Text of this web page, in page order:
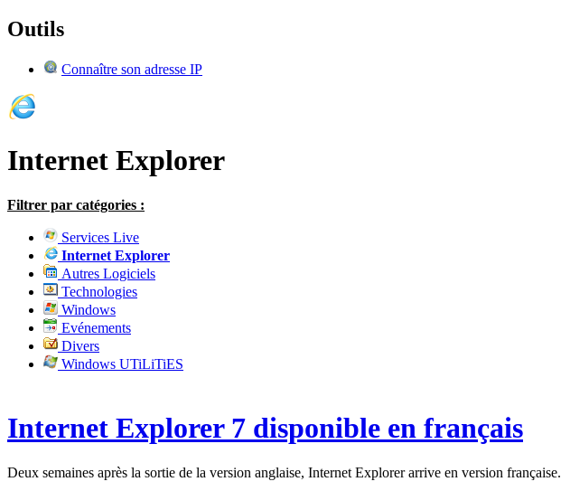
Outils
Connaître son adresse IP
Internet Explorer
Filtrer par catégories :
Services Live
Internet Explorer
Autres Logiciels
Technologies
Windows
Evénements
Divers
Windows UTiLiTiES
Internet Explorer 7 disponible en français
Deux semaines après la sortie de la version anglaise, Internet Explorer arrive en version française.